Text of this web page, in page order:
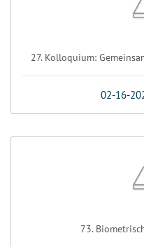
27. Kolloquium:
02-16-
73.